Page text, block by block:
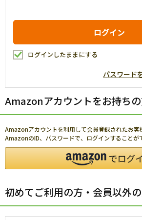
ログインしたままにする
パスワード
Amazonアカウントをお持ち
Amazonアカウントを利用して会員登録されたお客
AmazonのID、パスワードで、ログインすることが
初めてご利用の方・会員以外